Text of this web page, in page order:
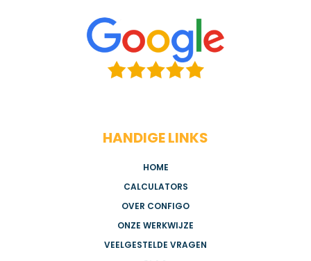
HANDIGE LINKS
HOME
CALCULATORS
OVER CONFIGO
ONZE WERKWIJZE
VEELGESTELDE VRAGEN